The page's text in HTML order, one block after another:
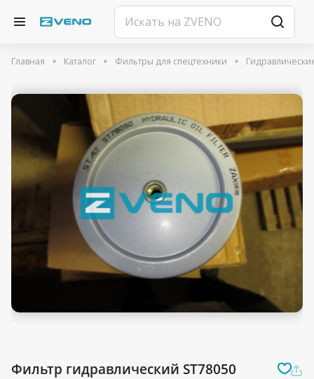
Главная Каталог Фильтры для спецтехники
Фильтр гидравлический ST78050